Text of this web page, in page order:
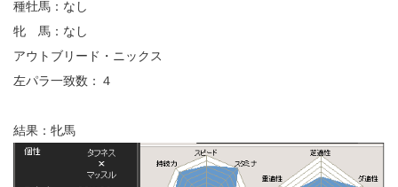
種牡馬：なし
牝 馬：なし
アウトブリード・ニックス
左パラ一致数：４
結果：牝馬